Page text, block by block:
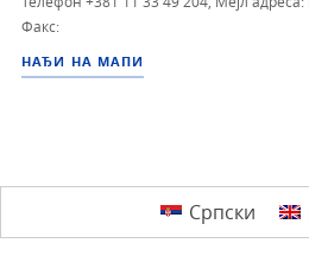
Факс:
НАЂИ НА МАПИ
Српски